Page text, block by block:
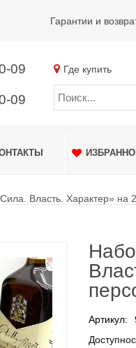
Гарантии и
09
09
Где купить
Власть. Характер» на
Артикул: